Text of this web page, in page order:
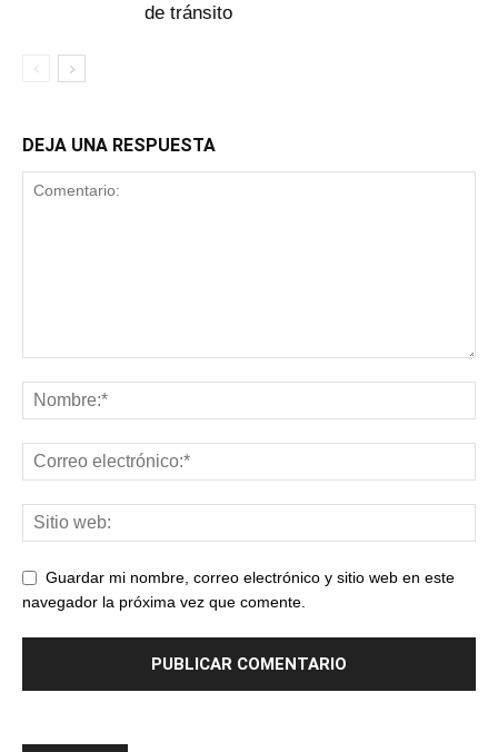
de tránsito
DEJA UNA RESPUESTA
Guardar mi nombre, correo electrónico y sitio web en este
navegador la próxima vez que comente.